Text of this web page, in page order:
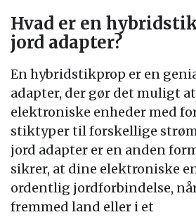
Hvad er en
jord adapter?
En hybridstikprop er en
adapter, der gør det muligt
elektroniske enheder med
stiktyper til forskellige
jord adapter er en anden
sikrer, at dine elektroniske
ordentlig jordforbindelse,
fremmed land eller i et